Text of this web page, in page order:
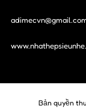
Bản quyền